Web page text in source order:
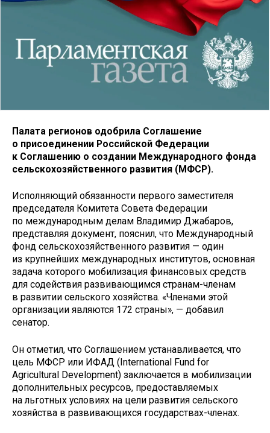
Палата регионов одобрила Соглашение
о присоединении Российской Федерации
к Соглашению о создании Международного фонда
сельскохозяйственного развития (МФСР).
Исполняющий обязанности первого заместителя
председателя Комитета Совета Федерации
по международным делам Владимир Джабаров,
представляя документ, пояснил, что Международный
фонд сельскохозяйственного развития — один
из крупнейших международных институтов, основная
задача которого мобилизация финансовых средств
для содействия развивающимся странам-членам
в развитии сельского хозяйства. «Членами этой
организации являются 172 страны», — добавил
сенатор.
Он отметил, что Соглашением устанавливается, что
цель МФСР или ИФАД (International Fund for
Agricultural Development) заключается в мобилизации
дополнительных ресурсов, предоставляемых
на льготных условиях на цели развития сельского
хозяйства в развивающихся государствах-членах.